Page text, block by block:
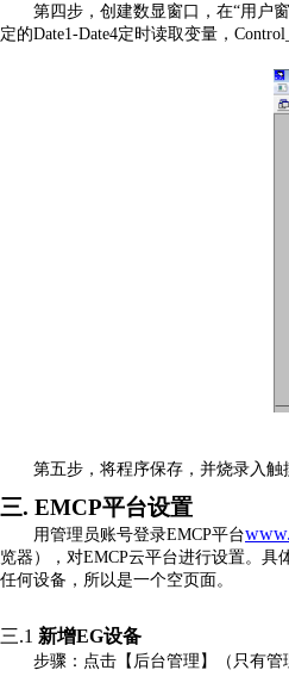
第四步，创建数显窗口，在“用户
定的Date1-Date4定时读取变量，
第五步，将程序保存，并烧录入触
三. EMCP平台设置
用管理员账号登录EMCP平台
览器），对EMCP云平台进行设置。
任何设备，所以是一个空页面。
三.1 新增EG设备
步骤：点击【后台管理】（只有管